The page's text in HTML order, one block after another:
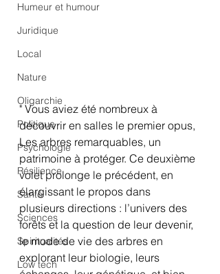
Humeur et humour
Juridique
Local
Nature
Oligarchie
Politique
Psychologie
Résilience
Santé
Sciences
Spiritualités
Low tech
" Vous aviez été nombreux à
découvrir en salles le premier opus,
Les arbres remarquables, un
patrimoine à protéger. Ce deuxième
volet prolonge le précédent, en
élargissant le propos dans
plusieurs directions : l’univers des
forêts et la question de leur devenir,
le mode de vie des arbres en
explorant leur biologie, leurs